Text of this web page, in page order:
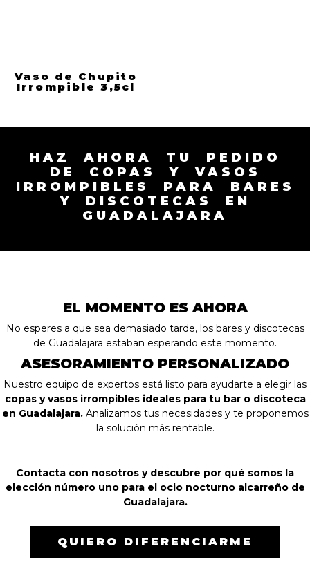
Vaso de Chupito
Irrompible 3,5cl
HAZ AHORA TU PEDIDO
DE COPAS Y VASOS
IRROMPIBLES PARA BARES
Y DISCOTECAS EN
GUADALAJARA
EL MOMENTO ES AHORA
No esperes a que sea demasiado tarde, los bares y discotecas
de Guadalajara estaban esperando este momento.
ASESORAMIENTO PERSONALIZADO
Nuestro equipo de expertos está listo para ayudarte a elegir las
copas y vasos irrompibles ideales para tu bar o discoteca
en Guadalajara.Analizamos tus necesidades y te proponemos
la solución más rentable.
Contacta con nosotros y descubre por qué somos la
elección número uno para el ocio nocturno alcarreño de
Guadalajara.
QUIERO DIFERENCIARME